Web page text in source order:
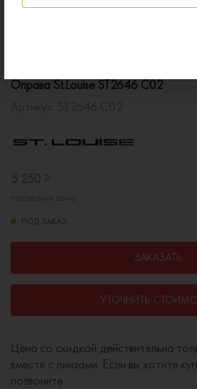
Оправа St.Louise ST2646 C02
ПОД ЗАКАЗ
ЗАКАЗАТЬ
УТОЧНИТЬ
Цена со скидкой действительна
вместе с линзами. Если вы хотите
позвоните.